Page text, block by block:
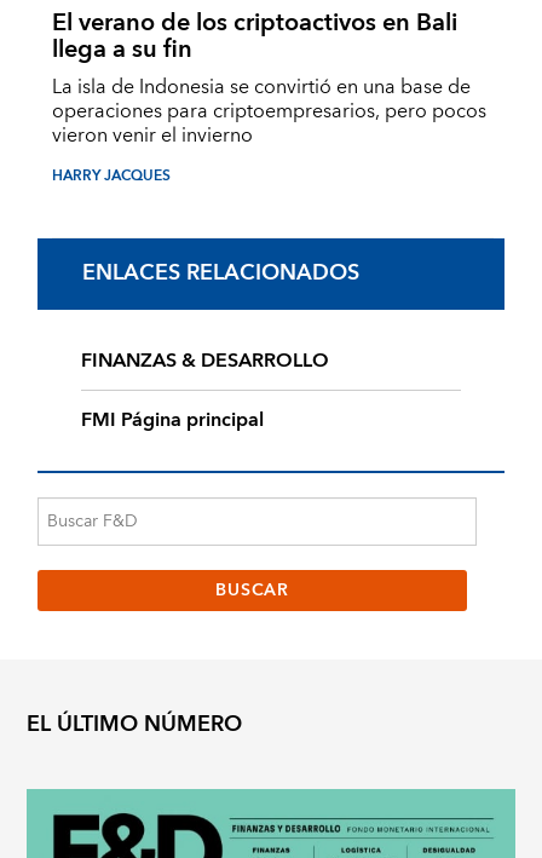
El verano de los criptoactivos en Bali
llega a su fin
La isla de Indonesia se convirtió en una base de
operaciones para criptoempresarios, pero pocos
vieron venir el invierno
HARRY JACQUES
ENLACES RELACIONADOS
FINANZAS & DESARROLLO
FMI Página principal
EL ÚLTIMO NÚMERO